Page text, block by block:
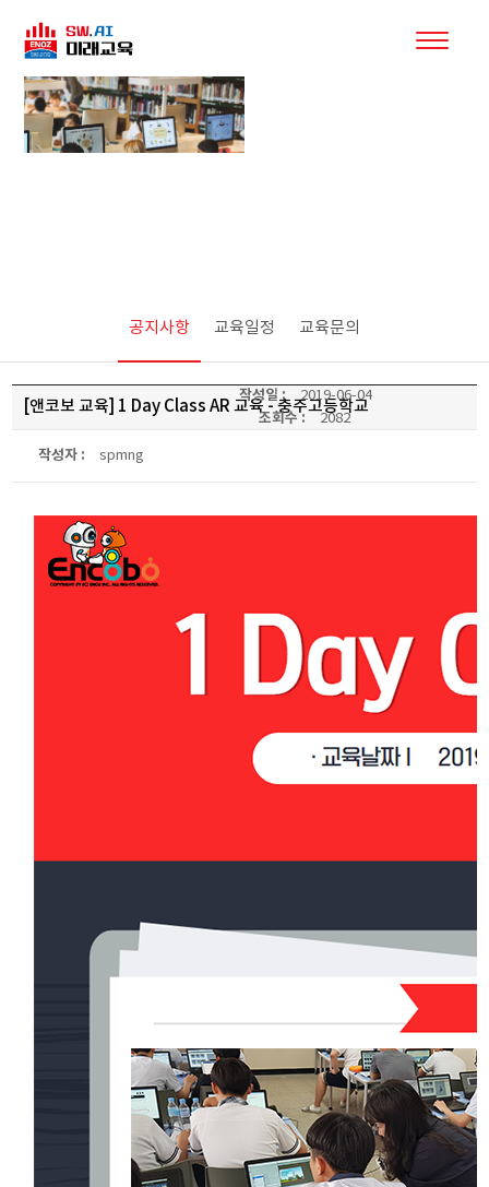
공지사항 교육일정 교육문의
[앤코보 교육] 1 Day Class AR 교육 - 충주고등학교
작성자 : spmng
작성일 : 2019-06-04
조회수 : 2082